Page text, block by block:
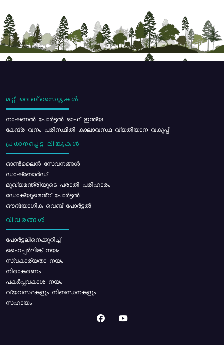
മറ്റ് വെബ്സൈറ്റുകൾ
നാഷണൽ പോർട്ടൽ ഓഫ് ഇന്ത്യ
കേന്ദ്ര വനം പരിസ്ഥിതി കാലാവസ്ഥ വ്യതിയാന വകുപ്പ്
പ്രധാനപ്പെട്ട ലിങ്കുകൾ
ഓൺലൈൻ സേവനങ്ങൾ
ഡാഷ്ബോർഡ്
മുഖ്യമന്ത്രിയുടെ പരാതി പരിഹാരം
ഡോക്യുമെൻ്റ് പോർട്ടൽ
ഔദ്യോഗിക വെബ് പോർട്ടൽ
വിവരങ്ങൾ
പോര്‍ട്ടലിനെക്കുറിച്ച്
ഹൈപ്പർലിങ്ക് നയം
സ്വകാര്യതാ നയം
നിരാകരണം
പകർപ്പവകാശ നയം
വ്യവസ്ഥകളും നിബന്ധനകളും
സഹായം